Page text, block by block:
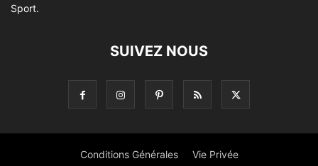
Sport.
SUIVEZ NOUS
Conditions Générales Vie Privée